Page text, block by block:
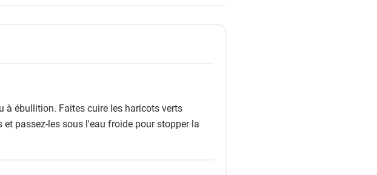
à ébullition. Faites cuire les haricots verts
passez-les sous l'eau froide pour stopper la